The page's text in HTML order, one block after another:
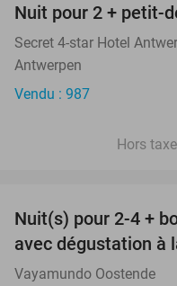
Nuit pour 2 + petit-
Secret 4-star Hotel
Antwerpen
Vendu : 987
Hors
Nuit(s) pour 2-4 +
avec dégustation à
Vayamundo Oostende